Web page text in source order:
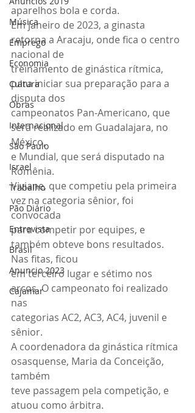
Música
Emprego
Economia
Cultura
Obras
Internacional
São Paulo
Israel
Trabalho
Pão Diário
Entrevista
Brasil
Anuncio 2023
Cajamar
aparelhos bola e corda.
Em janeiro de 2023, a ginasta
retorna a Aracaju, onde fica o centro
nacional de
treinamento de ginástica rítmica,
para iniciar sua preparação para a
disputa dos
campeonatos Pan-Americano, que
será realizado em Guadalajara, no
México,
e Mundial, que será disputado na
Romênia.
Viviane, que competiu pela primeira
vez na categoria sênior, foi
convocada
para competir por equipes, e
também obteve bons resultados.
Nas fitas, ficou
em terceiro lugar e sétimo nos
arcos. O campeonato foi realizado
nas
categorias AC2, AC3, AC4, juvenil e
sênior.
A coordenadora da ginástica rítmica
osasquense, Maria da Conceição,
também
teve passagem pela competição, e
atuou como árbitra.